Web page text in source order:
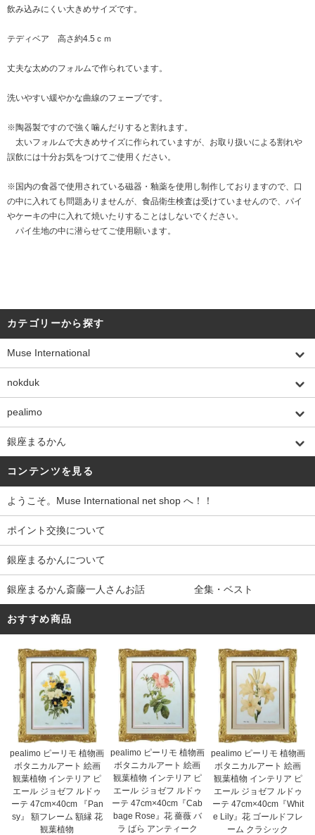
飲み込みにくい大きめサイズです。
テディベア 高さ約4.5ｃｍ
丈夫な太めのフォルムで作られています。
洗いやすい緩やかな曲線のフェーブです。
※陶器製ですので強く噛んだりすると割れます。
太いフォルムで大きめサイズに作られていますが、お取り扱いによる割れや
誤飲には十分お気をつけてご使用ください。
※国内の食器で使用されている磁器・釉薬を使用し制作しておりますので、口
の中に入れても問題ありませんが、食品衛生検査は受けていませんので、パイ
やケーキの中に入れて焼いたりすることはしないでください。
パイ生地の中に潜らせてご使用願います。
カテゴリーから探す
Muse International
nokduk
pealimo
銀座まるかん
コンテンツを見る
ようこそ。Muse International net shop へ！！
ポイント交換について
銀座まるかんについて
銀座まるかん斎藤一人さんお話 全集・ベスト
おすすめ商品
pealimo ピーリモ 植物画
ボタニカルアート 絵画
観葉植物 インテリア ピ
エール ジョゼフ ルドゥ
ーテ 47cm×40cm 『Pan
sy』 額フレーム 額縁 花
観葉植物
pealimo ピーリモ 植物画
ボタニカルアート 絵画
観葉植物 インテリア ピ
エール ジョゼフ ルドゥ
ーテ 47cm×40cm『Cab
bage Rose』花 薔薇 バ
ラ ばら アンティーク
pealimo ピーリモ 植物画
ボタニカルアート 絵画
観葉植物 インテリア ピ
エール ジョゼフ ルドゥ
ーテ 47cm×40cm『Whit
e Lily』花 ゴールドフレ
ーム クラシック